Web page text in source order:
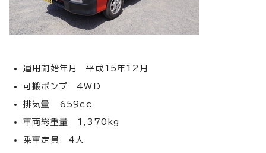
運用開始年月 平成15年12月
可搬ポンプ 4WD
排気量 659cc
車両総重量 1,370kg
乗車定員 4人